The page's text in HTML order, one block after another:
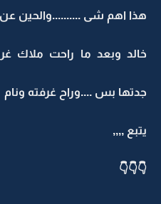
هذا اهم شى ..........والحين عن
خالد وبعد ما راحت ملاك
جدتها بس ....وراح غرفته ونام
يتبع ,,,,
👇👇👇